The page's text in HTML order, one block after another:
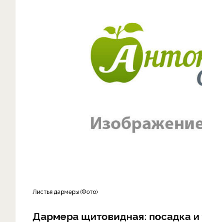
листья дармеры Фото
Дармера щитовидная: посадка и